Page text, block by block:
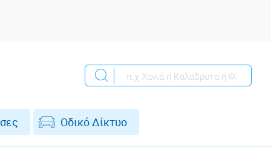
Οδικό Δίκτυο